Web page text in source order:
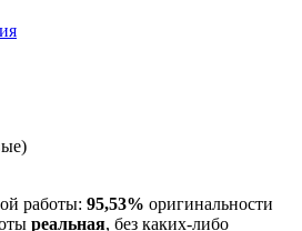
работы: 95,53% оригинальности
реальная, без каких-либо